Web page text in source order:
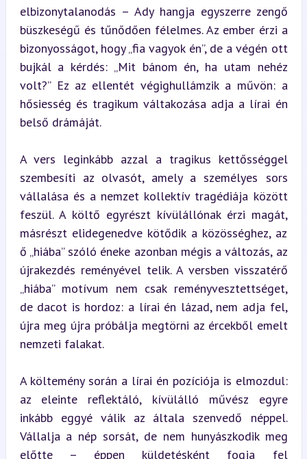
elbizonytalanodás – Ady hangja egyszerre zengő
büszkeségű és tűnődően félelmes. Az ember érzi a
bizonyosságot, hogy „fia vagyok én”, de a végén ott
bujkál a kérdés: „Mit bánom én, ha utam nehéz
volt?” Ez az ellentét végighullámzik a művön: a
hősiesség és tragikum váltakozása adja a lírai én
belső drámáját.
A vers leginkább azzal a tragikus kettősséggel
szembesíti az olvasót, amely a személyes sors
vállalása és a nemzet kollektív tragédiája között
feszül. A költő egyrészt kívülállónak érzi magát,
másrészt elidegenedve kötődik a közösséghez, az
ő „hiába” szóló éneke azonban mégis a változás, az
újrakezdés reményével telik. A versben visszatérő
„hiába” motívum nem csak reményvesztettséget,
de dacot is hordoz: a lírai én lázad, nem adja fel,
újra meg újra próbálja megtörni az ércekből emelt
nemzeti falakat.
A költemény során a lírai én pozíciója is elmozdul:
az eleinte reflektáló, kívülálló művész egyre
inkább eggyé válik az általa szenvedő néppel.
Vállalja a nép sorsát, de nem hunyászkodik meg
előtte – éppen küldetésként fogja fel